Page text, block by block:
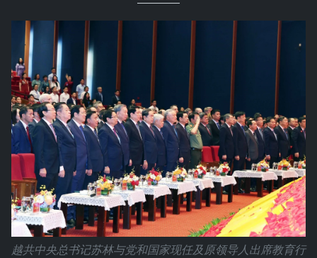
越共中央总书记苏林与党和国家现任及原领导人出席教育行